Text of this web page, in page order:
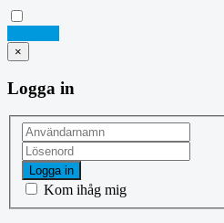
×
Logga in
Logga in
Kom ihåg mig